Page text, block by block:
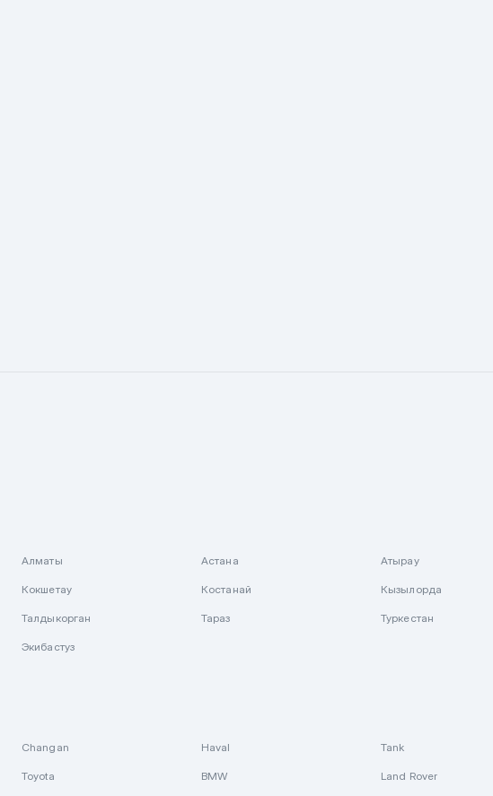
Алматы Астана Атырау
Кокшетау Костанай Кызылорда
Талдыкорган Тараз Туркестан
Экибастуз
Changan Haval Tank
Toyota BMW Land Rover